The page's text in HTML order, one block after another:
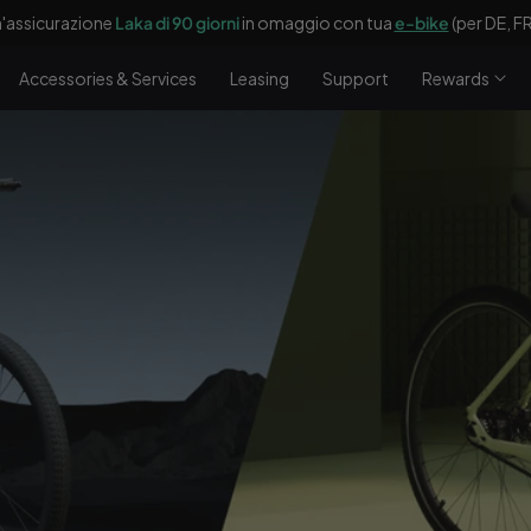
100 €di sconto e un compressore
Accessories & Services Leasing Support Rewards